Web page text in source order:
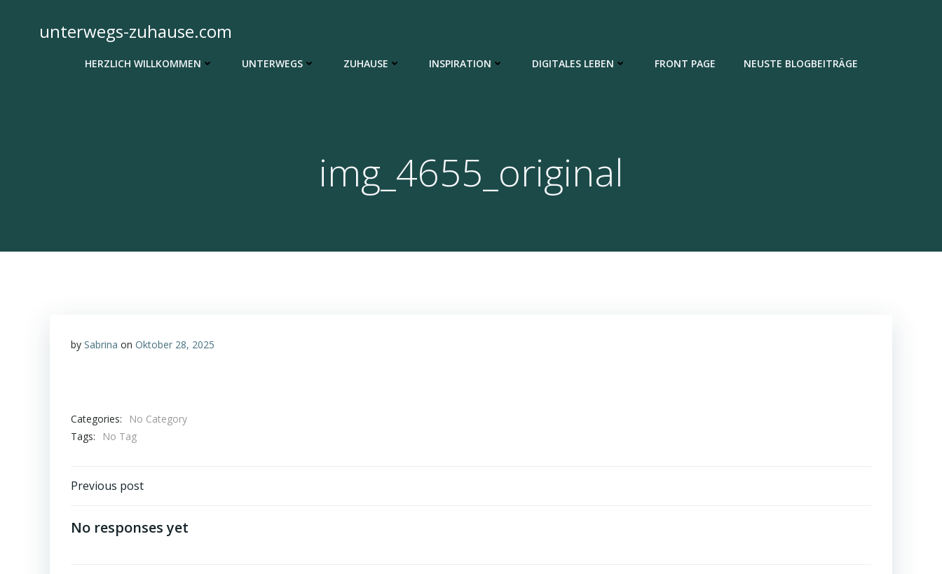
springenunterwegs-zuhause.com
HERZLICH WILLKOMMEN UNTERWEGS ZUHAUSE INSPIRATION DIGITALES LEBEN FRONT PAGE NEUSTE BLOGBEITRÄGE
img_4655_original
by Sabrina on Oktober 28, 2025
Categories:
No Category
Tags:
No Tag
Post
navigation
Previous post
No responses yet